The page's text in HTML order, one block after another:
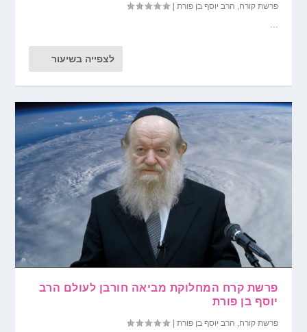
פרשת קורח, הרב יוסף בן פורת |
לצפייה בשיעור
פרשת קרח המחלוקת מביאה חורבן לעולם הרב
יוסף בן פורת
פרשת קורח הרב יוסף בן פורת |